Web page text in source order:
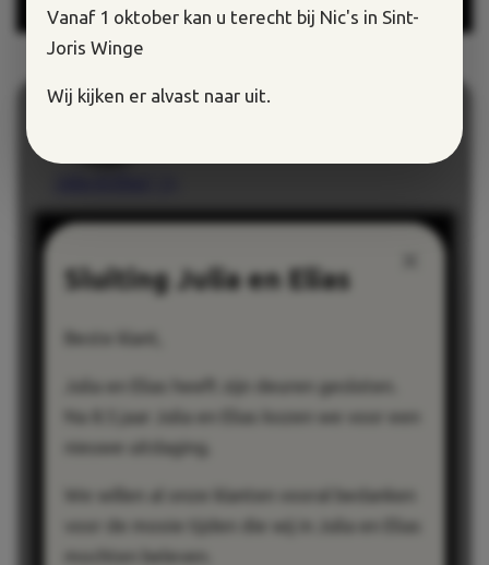
Vanaf 1 oktober kan u terecht bij Nic's in Sint-
Joris Winge
Wij kijken er alvast naar uit.